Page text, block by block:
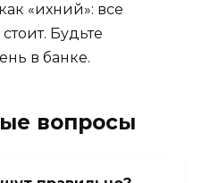
«ихний»: все
Будьте
в банке.
вопросы